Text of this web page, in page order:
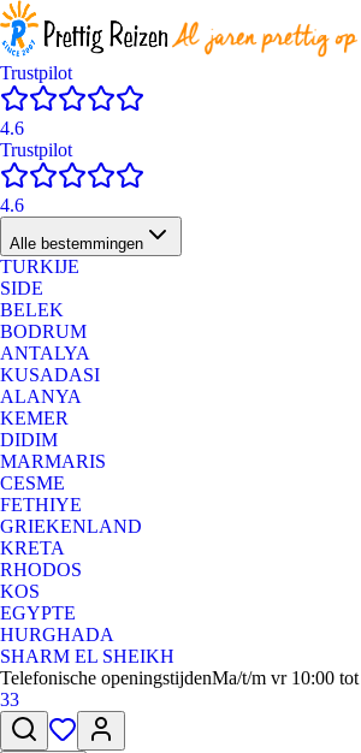
Trustpilot
4.6
Trustpilot
4.6
Alle bestemmingen
TURKIJE
SIDE
BELEK
BODRUM
ANTALYA
KUSADASI
ALANYA
KEMER
DIDIM
MARMARIS
CESME
FETHIYE
GRIEKENLAND
KRETA
RHODOS
KOS
EGYPTE
HURGHADA
SHARM EL SHEIKH
Telefonische openingstijdenMa/t/m vr 10:00
33